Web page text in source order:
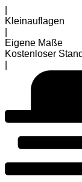
Kleinauflagen
Eigene Maße
Kostenloser